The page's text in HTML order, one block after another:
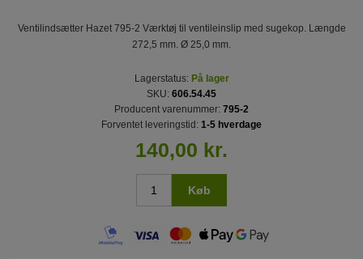
Ventilindsætter Hazet 795-2 Værktøj til ventileinslip med sugekop. Længde
272,5 mm. Ø 25,0 mm.
Lagerstatus: På lager
SKU: 606.54.45
Producent varenummer: 795-2
Forventet leveringstid: 1-5 hverdage
140,00 kr.
Køb